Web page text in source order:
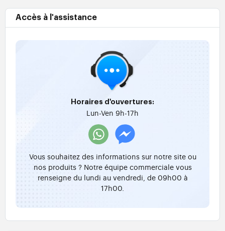
Accès à l'assistance
Horaires d'ouvertures:
Lun-Ven 9h-17h
Vous souhaitez des informations sur notre site ou
nos produits ? Notre équipe commerciale vous
renseigne du lundi au vendredi, de 09h00 à
17h00.